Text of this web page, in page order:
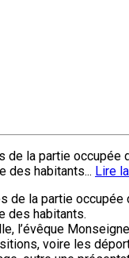
la partie occupée
des habitants... Lire
de la partie
des habitants.
l’évêque
voire les